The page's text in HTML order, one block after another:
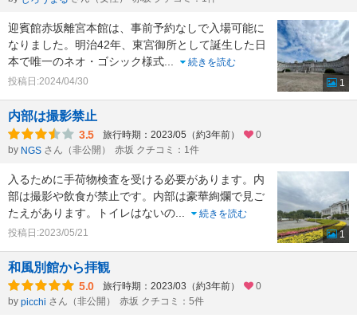
迎賓館赤坂離宮本館は、事前予約なしで入場可能に
なりました。明治42年、東宮御所として誕生した日
本で唯一のネオ・ゴシック様式
続きを読む
投稿日:2024/04/30
1
内部は撮影禁止
3.5 旅行時期：2023/05（約3年前）
0
by NGS さん（非公開） 赤坂 クチコミ：1件
入るために手荷物検査を受ける必要があります。内
部は撮影や飲食が禁止です。内部は豪華絢爛で見ご
たえがあります。トイレはないの
続きを読む
投稿日:2023/05/21
1
和風別館から拝観
5.0 旅行時期：2023/03（約3年前）
0
by picchi さん（非公開） 赤坂 クチコミ：5件